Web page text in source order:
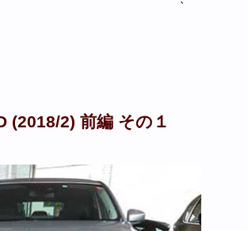
`
(2018/2) 前編 その１